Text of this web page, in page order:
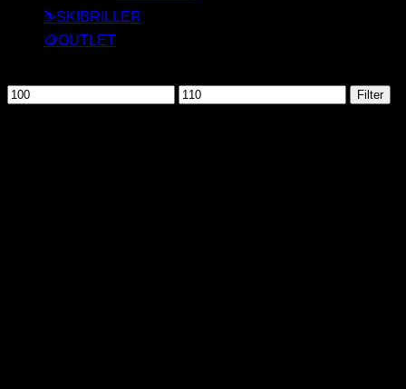
⛷️SKIBRILLER
🪙OUTLET
Mindste
pris
Højeste
pris
Filter